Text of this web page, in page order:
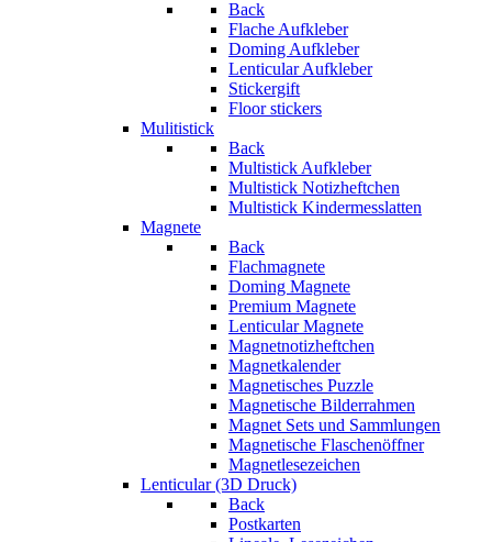
Back
Flache Aufkleber
Doming Aufkleber
Lenticular Aufkleber
Stickergift
Floor stickers
Mulitistick
Back
Multistick Aufkleber
Multistick Notizheftchen
Multistick Kindermesslatten
Magnete
Back
Flachmagnete
Doming Magnete
Premium Magnete
Lenticular Magnete
Magnetnotizheftchen
Magnetkalender
Magnetisches Puzzle
Magnetische Bilderrahmen
Magnet Sets und Sammlungen
Magnetische Flaschenöffner
Magnetlesezeichen
Lenticular (3D Druck)
Back
Postkarten